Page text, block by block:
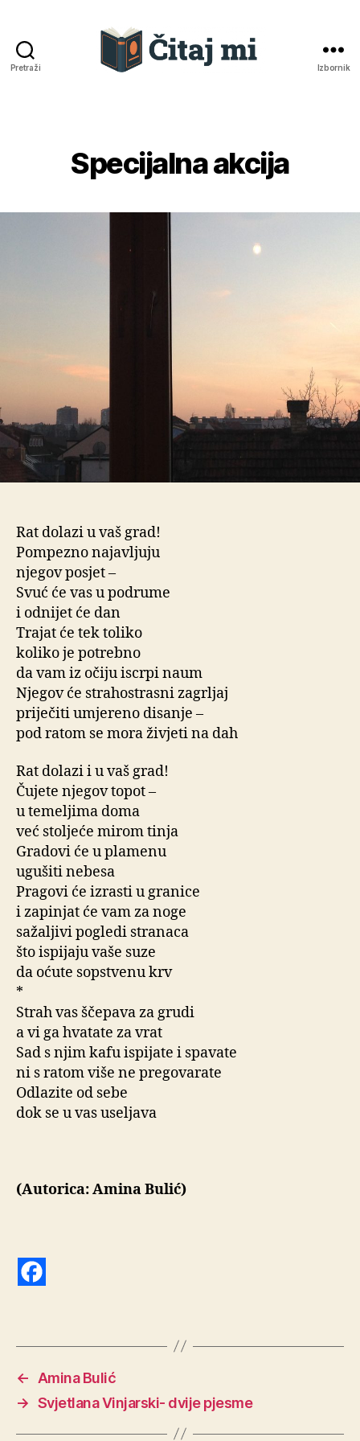
Pretraži Izbornik
Kategorije
Specijalna akcija
Rat dolazi u vaš grad!
Pompezno najavljuju
njegov posjet –
Svuć će vas u podrume
i odnijet će dan
Trajat će tek toliko
koliko je potrebno
da vam iz očiju iscrpi naum
Njegov će strahostrasni zagrljaj
priječiti umjereno disanje –
pod ratom se mora živjeti na dah
Rat dolazi i u vaš grad!
Čujete njegov topot –
u temeljima doma
već stoljeće mirom tinja
Gradovi će u plamenu
ugušiti nebesa
Pragovi će izrasti u granice
i zapinjat će vam za noge
sažaljivi pogledi stranaca
što ispijaju vaše suze
da oćute sopstvenu krv
*
Strah vas ščepava za grudi
a vi ga hvatate za vrat
Sad s njim kafu ispijate i spavate
ni s ratom više ne pregovarate
Odlazite od sebe
dok se u vas useljava
(Autorica: Amina Bulić)
←
Amina Bulić
→ Svjetlana Vinjarski- dvije pjesme